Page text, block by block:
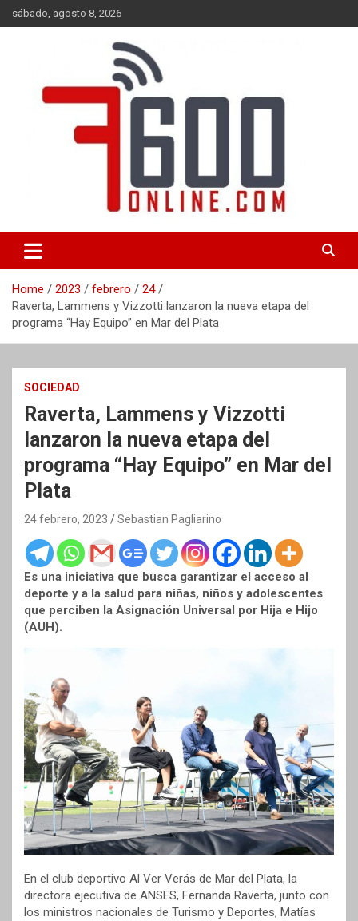
Skip
to
sábado, agosto 8, 2026
7600 online
nacional e internacional, deportiva y cultural.
Home 2023 febrero
24
Raverta, Lammens y Vizzotti lanzaron la nueva etapa del
programa “Hay Equipo” en Mar del Plata
SOCIEDAD
Raverta, Lammens y Vizzotti
lanzaron la nueva etapa del
programa “Hay Equipo” en Mar del
Plata
24 febrero, 2023 Sebastian Pagliarino
Es una iniciativa que busca garantizar el acceso al
deporte y a la salud para niñas, niños y adolescentes
que perciben la Asignación Universal por Hija e Hijo
(AUH).
En el club deportivo Al Ver Verás de Mar del Plata, la
directora ejecutiva de ANSES, Fernanda Raverta, junto con
los ministros nacionales de Turismo y Deportes, Matías